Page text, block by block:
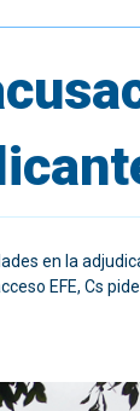
en la
EFE, Cs